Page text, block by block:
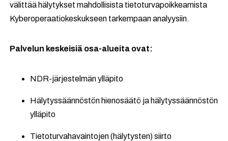
välittää hälytykset mahdollisista tietoturvapoikkeamista
Kyberoperaatiokeskukseen tarkempaan analyysiin.
Palvelun keskeisiä osa-alueita ovat:
NDR-järjestelmän ylläpito
Hälytyssäännöstön hienosäätö ja hälytyssäännöstön
ylläpito
Tietoturvahavaintojen (hälytysten) siirto